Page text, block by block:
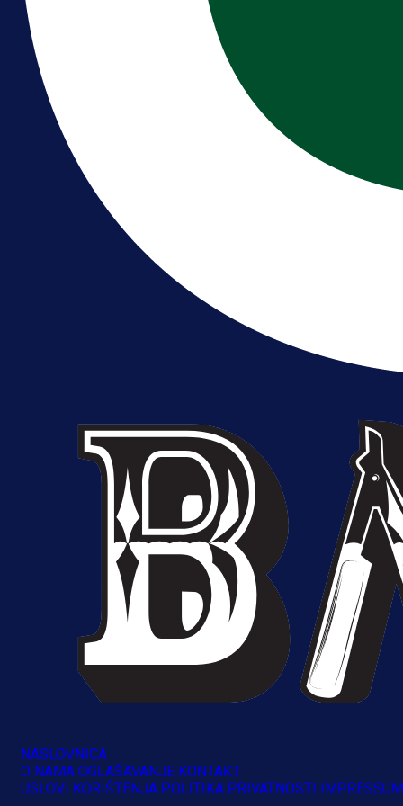
Borac do pobjede, ali scene iz
Banje Luke zgrozile javnost:
zbog skandiranja Ratku Mladiću!
NASLOVNICA
O NAMA OGLAŠAVANJE KONTAKT
USLOVI KORIŠTENJA POLITIKA PRIVATNOSTI IMPRESSUM